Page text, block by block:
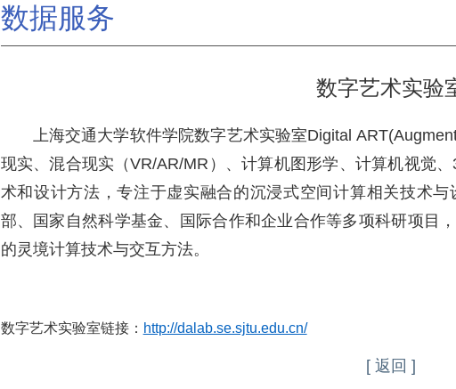
数据服务
数字艺术实验
上海交通大学软件学院数字艺术实验室Digital
现实、混合现实（VR/AR/MR）、计算机图形学、计算机视觉
术和设计方法，专注于虚实融合的沉浸式空间计算相关技术
部、国家自然科学基金、国际合作和企业合作等多项科研项目
的灵境计算技术与交互方法。
数字艺术实验室链接： http://dalab.se.sjtu.edu.cn/
[ 返回 ]